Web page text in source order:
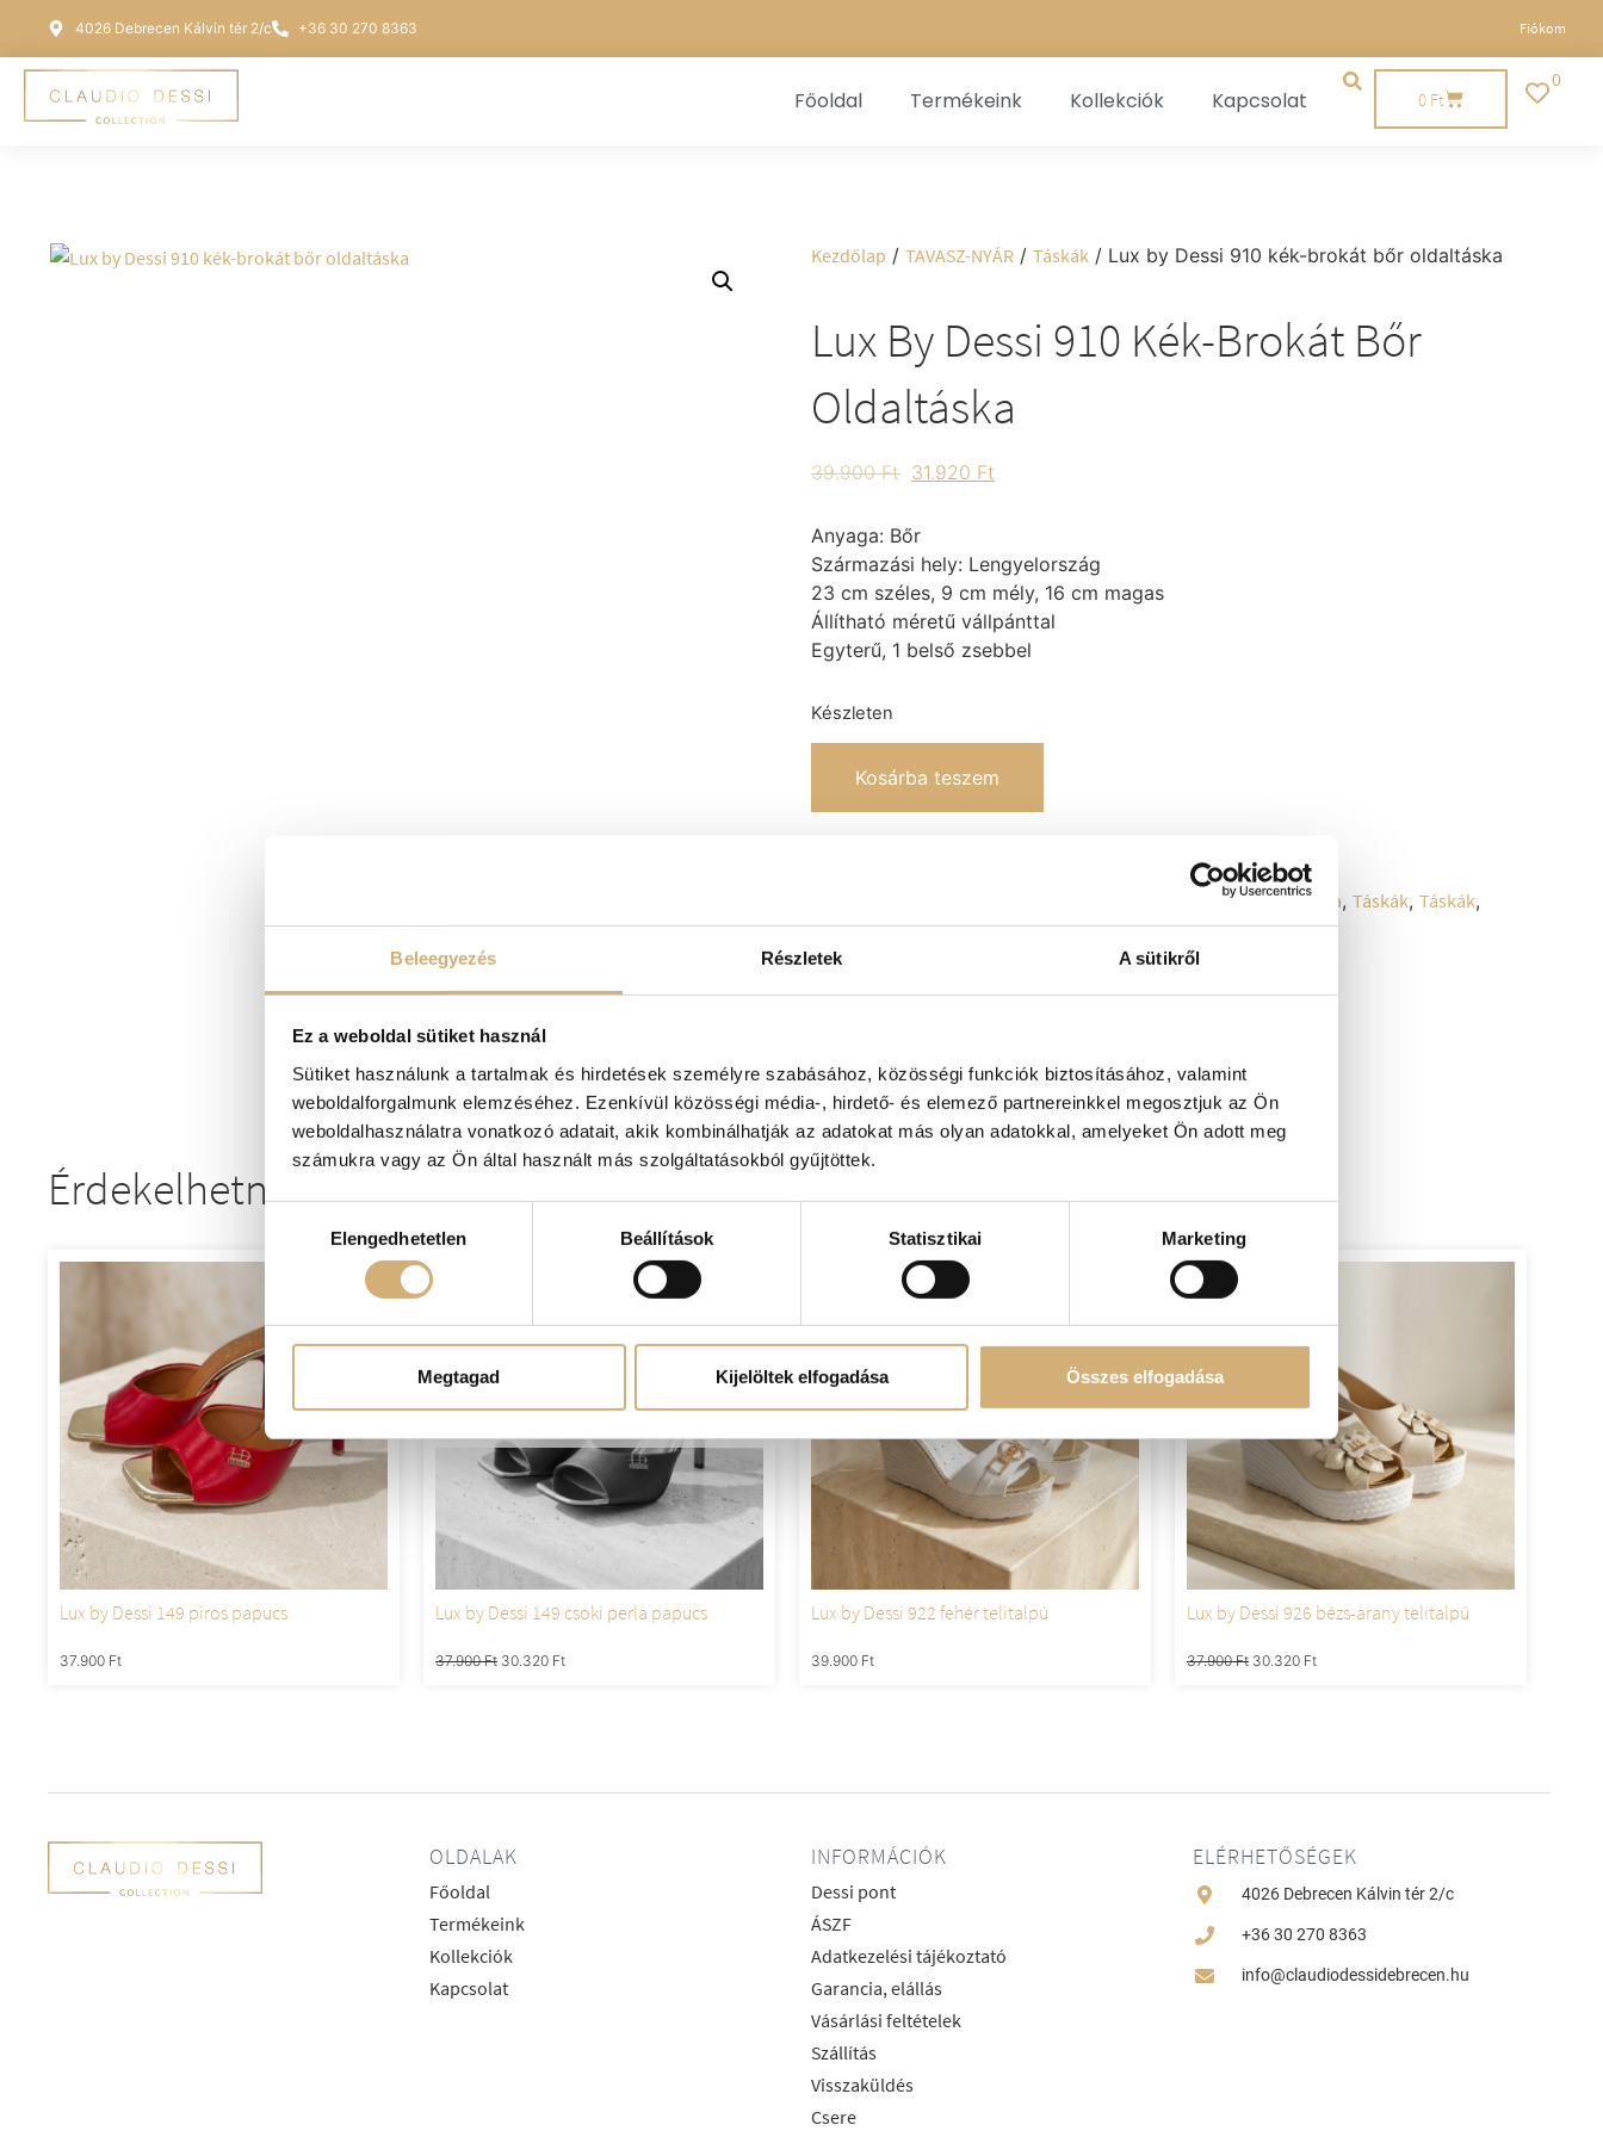
Beleegyezés Részletek A sütikről
Ez a weboldal sütiket használ
Sütiket használunk a tartalmak és hirdetések személyre szabásához, közösségi funkciók biztosításához, valamint
weboldalforgalmunk elemzéséhez. Ezenkívül közösségi média-, hirdető- és elemező partnereinkkel megosztjuk az Ön
weboldalhasználatra vonatkozó adatait, akik kombinálhatják az adatokat más olyan adatokkal, amelyeket Ön adott meg
számukra vagy az Ön által használt más szolgáltatásokból gyűjtöttek.
kiválasztásaElengedhetetlen Beállítások Statisztikai Marketing
Megtagad Kijelöltek elfogadása Összes elfogadása
4026 Debrecen Kálvin tér 2/c +36 30 270 8363 Fiókom
Főoldal Termékeink Kollekciók Kapcsolat 0 Ft
0
Kezdőlap / TAVASZ-NYÁR / Táskák / Lux by Dessi 910 kék-brokát bőr oldaltáska
Lux By Dessi 910 Kék-Brokát Bőr
Oldaltáska
39.900Ft 31.920 Ft
Anyaga: Bőr
Származási hely: Lengyelország
23 cm széles, 9 cm mély, 16 cm magas
Állítható méretű vállpánttal
Egyterű, 1 belső zsebbel
Készleten
Kosárba teszem
LEÉRTÉKELÉS,Oldaltáska, Táskák, Táskák,
TAVASZ-NYÁR
Címke
Érdekelhetnek még
Lux by Dessi 149 piros papucs
37.900 Ft
Lux by Dessi 149 csoki perla papucs
37.900Ft 30.320 Ft
Lux by Dessi 922 fehér telitalpú
39.900 Ft
-20%
Lux by Dessi 926 bézs-arany telitalpú
37.900Ft 30.320 Ft
OLDALAK
Főoldal
Termékeink
Kollekciók
Kapcsolat
INFORMÁCIÓK
Dessi pont
ÁSZF
Adatkezelési tájékoztató
Garancia, elállás
Vásárlási feltételek
Szállítás
Visszaküldés
Csere
ELÉRHETŐSÉGEK
4026 Debrecen Kálvin tér 2/c
+36 30 270 8363
info@claudiodessidebrecen.hu